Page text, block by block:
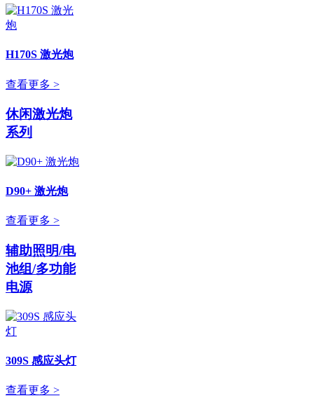
H170S 激光炮
查看更多 >
休闲激光炮
系列
D90+ 激光炮
查看更多 >
辅助照明/电
池组/多功能
电源
309S 感应头灯
查看更多 >